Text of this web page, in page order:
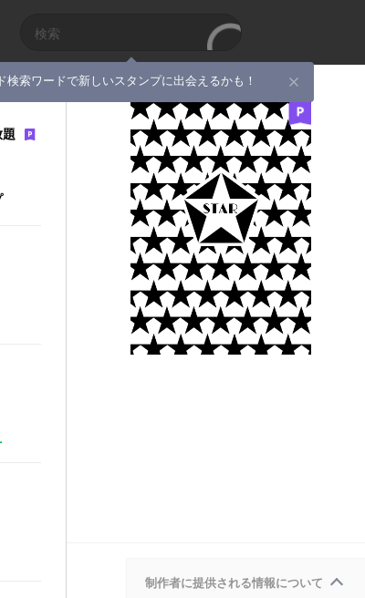
検索ワードで新しいスタンプに出会えるかも！
制作者に提供される情報について